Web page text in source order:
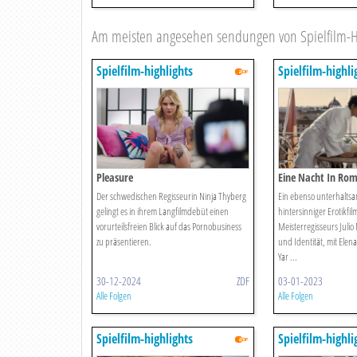
Am meisten angesehen sendungen von Spielfilm-
Spielfilm-highlights
Pleasure
Der schwedischen Regisseurin Ninja Thyberg
gelingt es in ihrem Langfilmdebüt einen
vorurteilsfreien Blick auf das Pornobusiness
zu präsentieren.
30-12-2024 ZDF
Alle Folgen
Spielfilm-
Eine Nacht In Rom
Ein ebenso
hintersinniger
Meisterregisseurs
und Identität, mit
Yar ...
03-01-2023
Alle Folgen
Spielfilm-highlights Spielfilm-